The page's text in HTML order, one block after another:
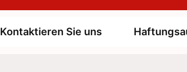
Kontaktieren Sie uns